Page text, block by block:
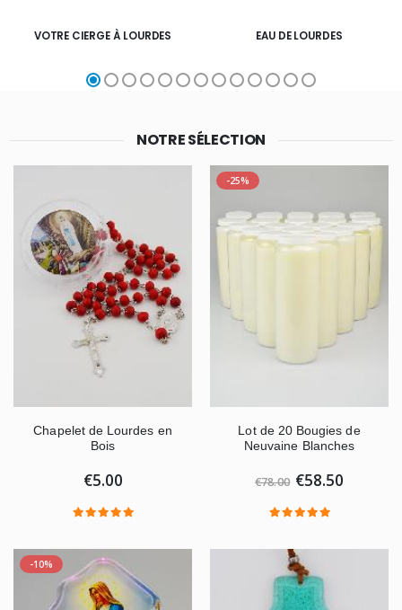
VOTRE CIERGE À LOURDES EAU DE LOURDES
NOTRE SÉLECTION
Chapelet de Lourdes en
Bois
€5.00
-25%
Lot de 20 Bougies de
Neuvaine Blanches
€78.00 €58.50
-10%